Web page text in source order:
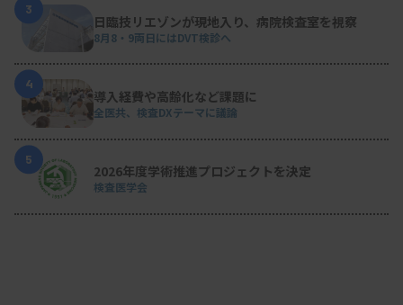
3
日臨技リエゾンが現地入り、病院検査室を視察
8月8・9両日にはDVT検診へ
4
導入経費や高齢化など課題に
全医共、検査DXテーマに議論
5
2026年度学術推進プロジェクトを決定
検査医学会